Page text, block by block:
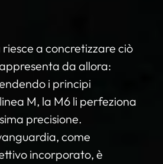
a concretizzare ciò
da allora:
i principi
M, la M6 li perfeziona
precisione.
come
incorporato, è